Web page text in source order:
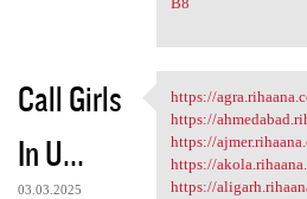
Call Girls
In U...
03.03.2025
https://
https://
https://
https://
https://
https://